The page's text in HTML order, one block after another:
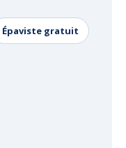
Épaviste gratuit